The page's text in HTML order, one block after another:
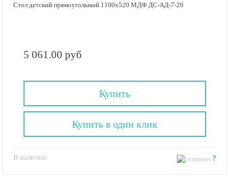
Стол детский прямоугольный 1100х520 МДФ ДС-АД-7-20
5 061.00 руб
Купить
В наличии ?
Купить в один клик